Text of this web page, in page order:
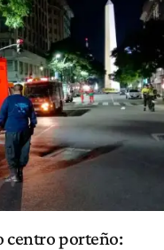
centro porteño: